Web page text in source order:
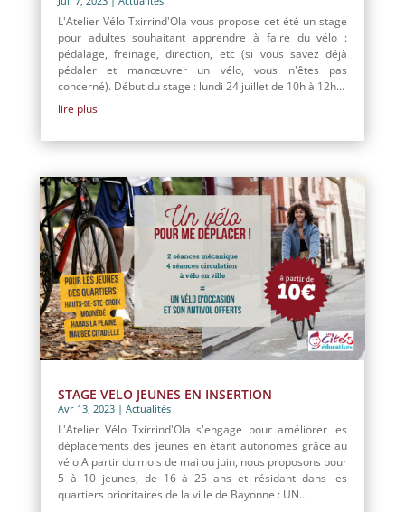
L'Atelier Vélo Txirrind'Ola vous propose cet été un stage
pour adultes souhaitant apprendre à faire du vélo :
pédalage, freinage, direction, etc (si vous savez déjà
pédaler et manœuvrer un vélo, vous n'êtes pas
concerné). Début du stage : lundi 24 juillet de 10h à 12h...
lire plus
STAGE VELO JEUNES EN INSERTION
Avr 13, 2023| Actualités
L'Atelier Vélo Txirrind'Ola s'engage pour améliorer les
déplacements des jeunes en étant autonomes grâce au
vélo.A partir du mois de mai ou juin, nous proposons pour
5 à 10 jeunes, de 16 à 25 ans et résidant dans les
quartiers prioritaires de la ville de Bayonne : UN...